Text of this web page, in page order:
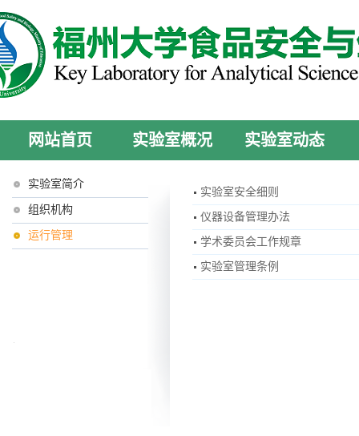
网站首页 实验室概况 实验室动态
实验室简介
组织机构
运行管理
实验室安全细则
仪器设备管理办法
学术委员会工作规章
实验室管理条例